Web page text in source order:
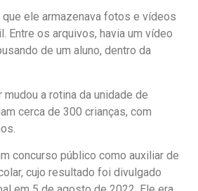
que ele armazenava fotos e vídeos
Entre os arquivos, havia um vídeo
de um aluno, dentro da
a rotina da unidade de
cerca de 300 crianças, com
concurso público como auxiliar de
cujo resultado foi divulgado